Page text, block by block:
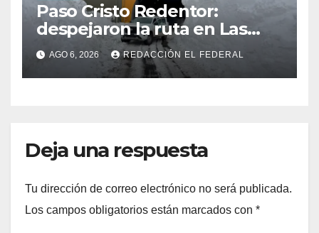
Paso Cristo Redentor:
despejaron la ruta en Las
Cuevas antes de otro
temporal con unos 1.500
camiones varados
AGO 6, 2026 REDACCIÓN EL FEDERAL
Deja una respuesta
Tu dirección de correo electrónico no será publicada.
Los campos obligatorios están marcados con *